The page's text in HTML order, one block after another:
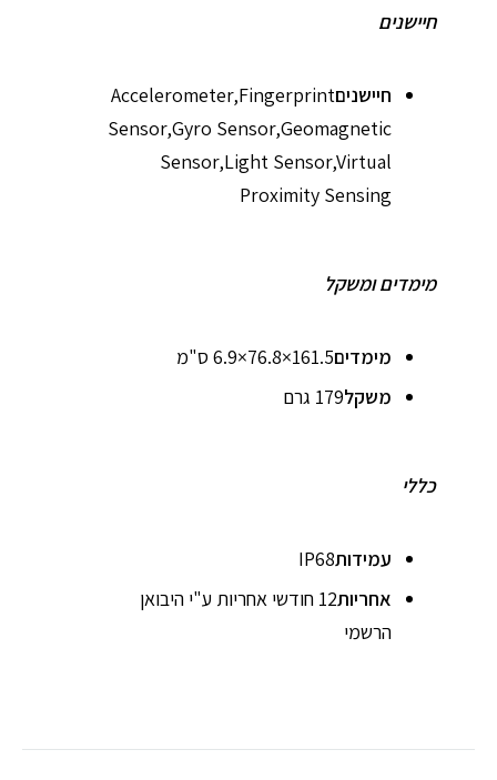
חיישנים
חיישניםAccelerometer,Fingerprint
Sensor,Gyro Sensor,Geomagnetic
Sensor,Light Sensor,Virtual
Proximity Sensing
מימדים ומשקל
מימדים161.5×76.8×6.9 ס"מ
משקל179 גרם
כללי
עמידותIP68
אחריות
12 חודשי אחריות ע"י היבואן
הרשמי